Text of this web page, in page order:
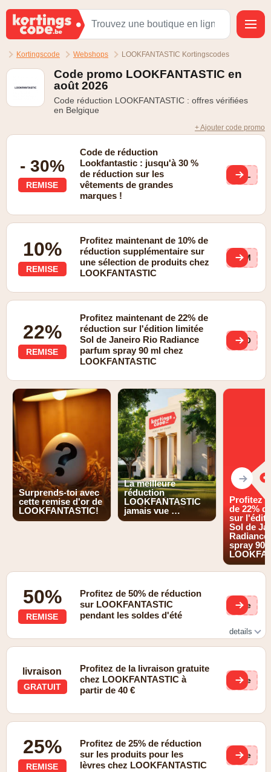
Kortingscode Webshops LOOKFANTASTIC Kortingscodes
Code promo LOOKFANTASTIC en
août 2026
Code réduction LOOKFANTASTIC : offres vérifiées
en Belgique
+ Ajouter code promo
- 30%
REMISE
Code de réduction
Lookfantastic : jusqu'à 30 %
de réduction sur les
vêtements de grandes
marques !
SAL
10%
REMISE
Profitez maintenant de 10% de
réduction supplémentaire sur
une sélection de produits chez
LOOKFANTASTIC
ZOM
22%
REMISE
Profitez maintenant de 22% de
réduction sur l'édition limitée
Sol de Janeiro Rio Radiance
parfum spray 90 ml chez
LOOKFANTASTIC
SHO
Surprends-toi avec
cette remise d'or de
LOOKFANTASTIC!
La meilleure
réduction
LOOKFANTASTIC
jamais vue …
Profitez
de 22%
sur
Sol de
spray 90
50%
REMISE
Profitez de 50% de réduction
sur LOOKFANTASTIC
pendant les soldes d'été
(ge
details
gratuit.
livraison
GRATUIT
Profitez de la livraison gratuite
chez LOOKFANTASTIC à
partir de 40 €
(ge
25%
REMISE
Profitez de 25% de réduction
sur les produits pour les
lèvres chez LOOKFANTASTIC
(ge